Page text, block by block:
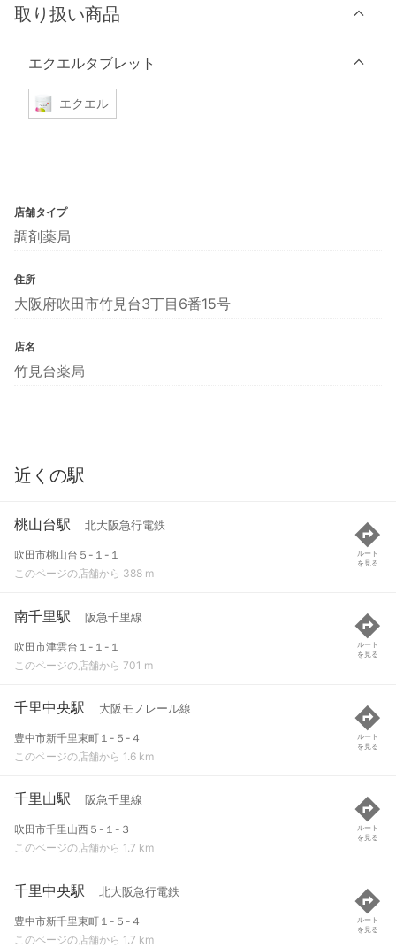
取り扱い商品
エクエルタブレット
エクエル
店舗タイプ
調剤薬局
住所
大阪府吹田市竹見台3丁目6番15号
店名
竹見台薬局
近くの駅
桃山台駅 北大阪急行電鉄
吹田市桃山台５-１-１
このページの店舗から 388 m
ルート
を見る
南千里駅 阪急千里線
吹田市津雲台１-１-１
このページの店舗から 701 m
ルート
を見る
千里中央駅 大阪モノレール線
豊中市新千里東町１-５-４
このページの店舗から 1.6 km
ルート
を見る
千里山駅 阪急千里線
吹田市千里山西５-１-３
このページの店舗から 1.7 km
ルート
を見る
千里中央駅 北大阪急行電鉄
豊中市新千里東町１-５-４
このページの店舗から 1.7 km
ルート
を見る